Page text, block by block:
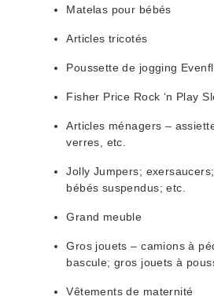
Matelas pour bébés
Articles tricotés
Poussette de jogging
Fisher Price Rock ‘n Play
Articles ménagers –
verres, etc.
Jolly Jumpers;
bébés suspendus; etc.
Grand meuble
Gros jouets – camions à
bascule; gros jouets à
Vêtements de maternité